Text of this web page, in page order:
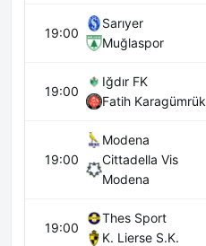
19:00
Sarıyer
Muğlaspor
19:00
Iğdır FK
Fatih Karagümrük
19:00
Modena
Cittadella Vis
Modena
19:00
Thes Sport
K. Lierse S.K.